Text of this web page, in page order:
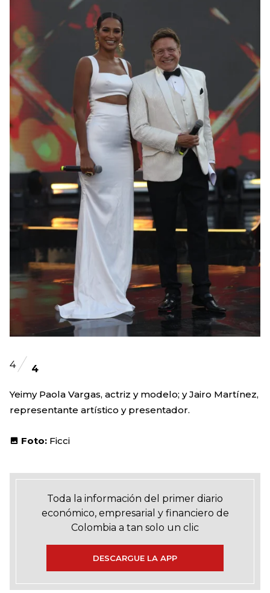
4 4
Yeimy Paola Vargas, actriz y modelo; y Jairo Martínez,
representante artístico y presentador.
Foto: Ficci
Toda la información del primer diario
económico, empresarial y financiero de
Colombia a tan solo un clic
DESCARGUE LA APP